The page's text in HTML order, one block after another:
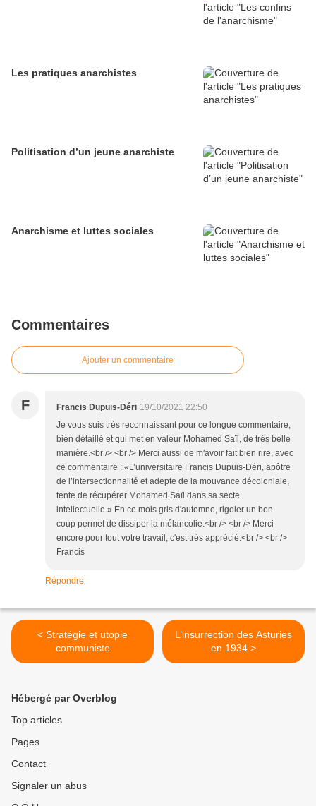
Les pratiques anarchistes
Politisation d’un jeune anarchiste
Anarchisme et luttes sociales
Commentaires
Ajouter un commentaire
F Francis Dupuis-Déri 19/10/2021 22:50
Je vous suis très reconnaissant pour ce longue commentaire,
bien détaillé et qui met en valeur Mohamed Saïl, de très belle
manière.<br /> <br /> Merci aussi de m'avoir fait bien rire, avec
ce commentaire : «L’universitaire Francis Dupuis-Déri, apôtre
de l’intersectionnalité et adepte de la mouvance décoloniale,
tente de récupérer Mohamed Saïl dans sa secte
intellectuelle.» En ce mois gris d'automne, rigoler un bon
coup permet de dissiper la mélancolie.<br /> <br /> Merci
encore pour tout votre travail, c'est très apprécié.<br /> <br />
Francis
Répondre
< Stratégie et utopie
communiste
L’insurrection des Asturies
en 1934 >
Hébergé par Overblog
Top articles
Pages
Contact
Signaler un abus